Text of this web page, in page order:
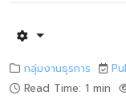
กลุ่มงานธุรการ
Read Time: 1 min